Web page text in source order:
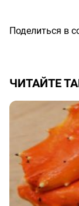
Поделиться в
ЧИТАЙТЕ